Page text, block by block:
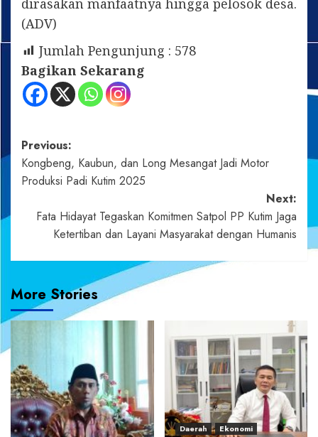
dirasakan manfaatnya hingga pelosok desa.
(ADV)
Jumlah Pengunjung : 578
Bagikan Sekarang
Post
navigation
Previous:
Kongbeng, Kaubun, dan Long Mesangat Jadi Motor
Produksi Padi Kutim 2025
Next:
Fata Hidayat Tegaskan Komitmen Satpol PP Kutim Jaga
Ketertiban dan Layani Masyarakat dengan Humanis
More Stories
Daerah
Ekonomi